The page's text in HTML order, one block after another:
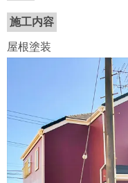
施工内容
屋根塗装